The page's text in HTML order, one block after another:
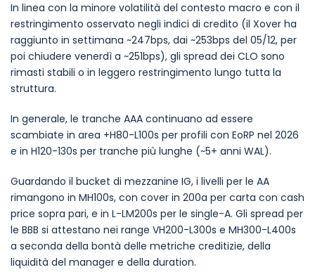
In linea con la minore volatilità del contesto macro e con il
restringimento osservato negli indici di credito (il Xover ha
raggiunto in settimana ~247bps, dai ~253bps del 05/12, per
poi chiudere venerdì a ~251bps), gli spread dei CLO sono
rimasti stabili o in leggero restringimento lungo tutta la
struttura.
In generale, le tranche AAA continuano ad essere
scambiate in area +H80-L100s per profili con EoRP nel 2026
e in H120-130s per tranche più lunghe (~5+ anni WAL).
Guardando il bucket di mezzanine IG, i livelli per le AA
rimangono in MH100s, con cover in 200a per carta con cash
price sopra pari, e in L-LM200s per le single-A. Gli spread per
le BBB si attestano nei range VH200-L300s e MH300-L400s
a seconda della bontà delle metriche creditizie, della
liquidità del manager e della duration.